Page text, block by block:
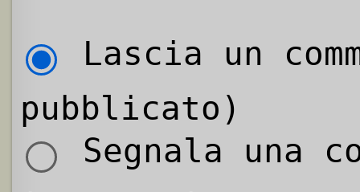
Lascia un
pubblicato)
Segnala una